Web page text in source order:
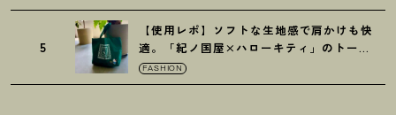
5
【使用レポ】ソフトな生地感で肩かけも快
適。「紀ノ国屋×ハローキティ」のトート
がガシガシ使えて最高です
FASHION